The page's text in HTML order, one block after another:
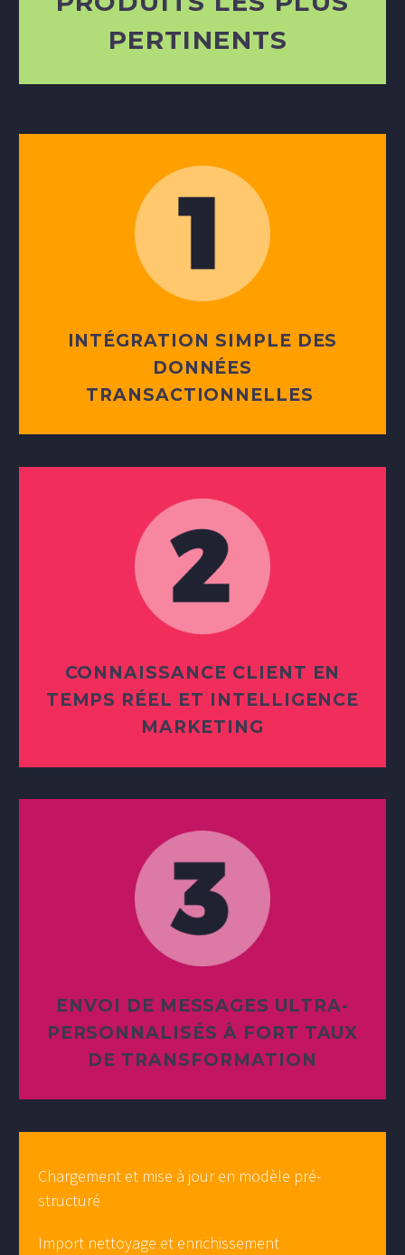
PERTINENTS
INTÉGRATION SIMPLE DES
DONNÉES
TRANSACTIONNELLES
CONNAISSANCE CLIENT EN
TEMPS RÉEL ET INTELLIGENCE
MARKETING
ENVOI DE MESSAGES ULTRA-
PERSONNALISÉS À FORT TAUX
DE TRANSFORMATION
Chargement et mise à jour en modèle pré-
structuré
Import nettoyage et enrichissement